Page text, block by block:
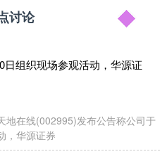
讨论
组织现场参观活动，华源证
地在线(002995)发布公告称公司于
，华源证券